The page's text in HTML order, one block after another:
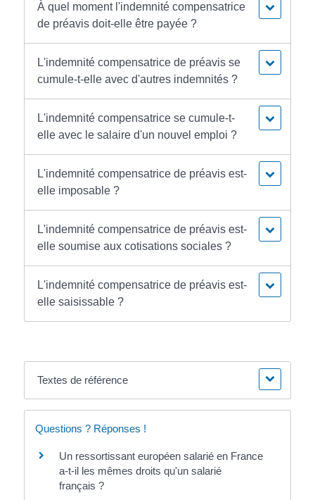
À quel moment l'indemnité compensatrice
de préavis doit-elle être payée ?
L'indemnité compensatrice de préavis se
cumule-t-elle avec d'autres indemnités ?
L'indemnité compensatrice se cumule-t-
elle avec le salaire d'un nouvel emploi ?
L'indemnité compensatrice de préavis est-
elle imposable ?
L'indemnité compensatrice de préavis est-
elle soumise aux cotisations sociales ?
L'indemnité compensatrice de préavis est-
elle saisissable ?
Textes de référence
Questions ? Réponses !
Un ressortissant européen salarié en France
a-t-il les mêmes droits qu'un salarié
français ?